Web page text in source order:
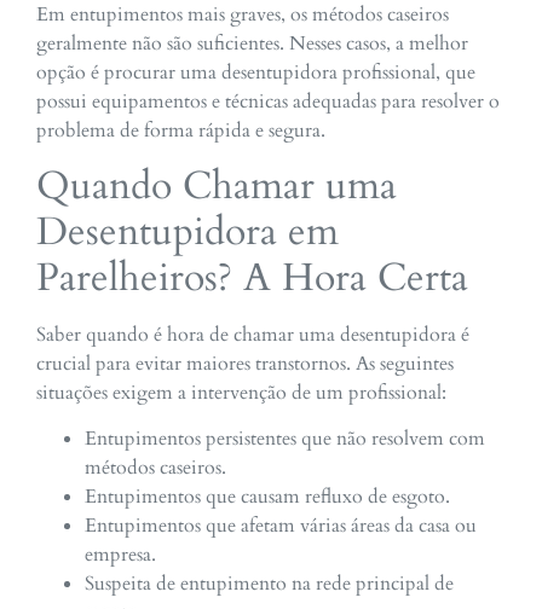
Em entupimentos mais graves, os métodos caseiros
geralmente não são suficientes. Nesses casos, a melhor
opção é procurar uma desentupidora profissional, que
possui equipamentos e técnicas adequadas para resolver o
problema de forma rápida e segura.
Quando Chamar uma
Desentupidora em
Parelheiros? A Hora Certa
Saber quando é hora de chamar uma desentupidora é
crucial para evitar maiores transtornos. As seguintes
situações exigem a intervenção de um profissional:
Entupimentos persistentes que não resolvem com
métodos caseiros.
Entupimentos que causam refluxo de esgoto.
Entupimentos que afetam várias áreas da casa ou
empresa.
Suspeita de entupimento na rede principal de